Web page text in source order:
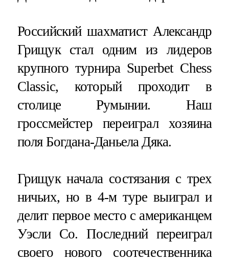
Российский шахматист Александр
Грищук стал одним из лидеров
крупного турнира Superbet Chess
Classic, который проходит в
столице Румынии. Наш
гроссмейстер переиграл хозяина
поля Богдана-Даньела Дяка.
Грищук начала состязания с трех
ничьих, но в 4-м туре выиграл и
делит первое место с американцем
Уэсли Со. Последний переиграл
своего нового соотечественника